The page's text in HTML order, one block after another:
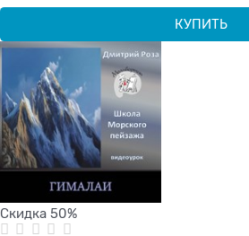
КУПИТЬ
Скидка 50%